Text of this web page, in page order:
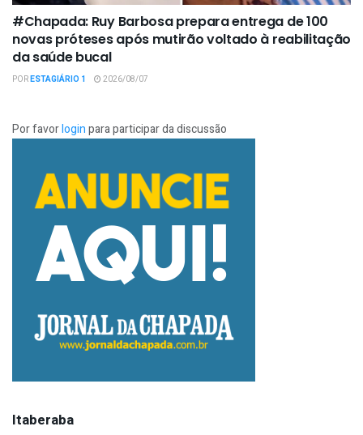
#Chapada: Ruy Barbosa prepara entrega de 100
novas próteses após mutirão voltado à reabilitação
da saúde bucal
PORESTAGIÁRIO 1 2026/08/07
Por favorloginpara participar da discussão
Itaberaba